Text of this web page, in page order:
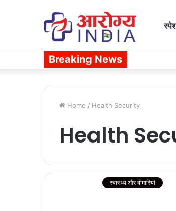
Breaking News
Home / Health Security
Health
स्वास्थ्य और बीमारियां